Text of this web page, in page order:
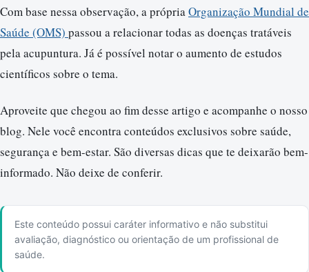
Com base nessa observação, a própriaOrganização Mundial de
Saúde (OMS) passou a relacionar todas as doenças tratáveis
pela acupuntura. Já é possível notar o aumento de estudos
científicos sobre o tema.
Aproveite que chegou ao fim desse artigo e acompanhe o nosso
blog. Nele você encontra conteúdos exclusivos sobre saúde,
segurança e bem-estar. São diversas dicas que te deixarão bem-
informado. Não deixe de conferir.
Este conteúdo possui caráter informativo e não substitui
avaliação, diagnóstico ou orientação de um profissional de
saúde.